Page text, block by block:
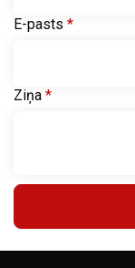
E-pasts *
Ziņa *